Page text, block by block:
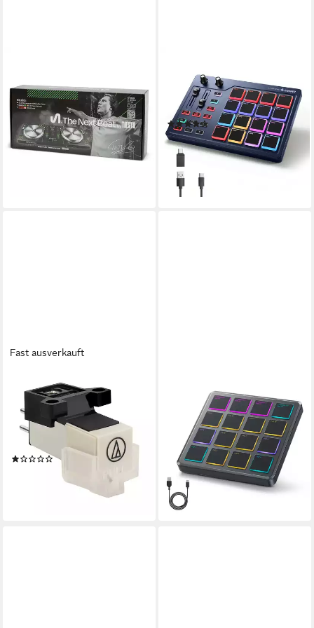
by Tiësto DJ Controller
139,95 €
UVP199,95 €
12,78 €
mtl. in 12 Raten
-30%
lieferbar - in 5-6 Werktagen bei dir
DJ Controller DJ Controller
Midi Pad Controller DPD-16,
Leicht und leistungsstark
(1)
52,99 € UVP129,99 €
-59%
lieferbar - in 4-5 Werktagen bei dir
Fast ausverkauft
AUDIO-TECHNICA
Ersatznadel für Tonabnehmer
audio technica AT3600L
Tonabnehmer Plattennadel
Ersatznadel
(1)
UVP
DJ Controller Drahtloser
MIDI-Controller + Melodics
Cubase Software
STARRYPAD MINI
32,99 € UVP69,99 €
-53%
lieferbar - in 4-5 Werktagen bei dir